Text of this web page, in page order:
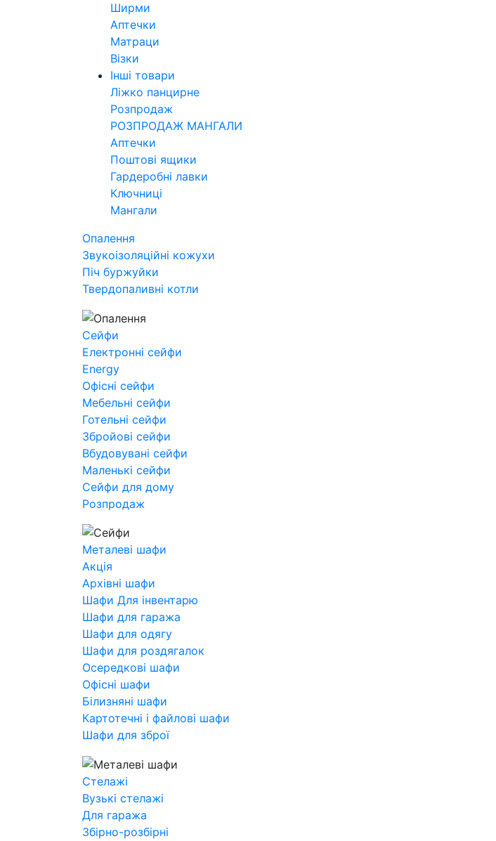
Ширми
Аптечки
Матраци
Візки
Інші товари
Ліжко панцирне
Розпродаж
РОЗПРОДАЖ МАНГАЛИ
Аптечки
Поштові ящики
Гардеробні лавки
Ключниці
Мангали
Опалення
Звукоізоляційні кожухи
Піч буржуйки
Твердопаливні котли
Сейфи
Електронні сейфи
Energy
Офісні сейфи
Мебельні сейфи
Готельні сейфи
Збройові сейфи
Вбудовувані сейфи
Маленькі сейфи
Сейфи для дому
Розпродаж
Металеві шафи
Акція
Архівні шафи
Шафи Для інвентарю
Шафи для гаража
Шафи для одягу
Шафи для роздягалок
Осередкові шафи
Офісні шафи
Білизняні шафи
Картотечні і файлові шафи
Шафи для зброї
Стелажі
Вузькі стелажі
Для гаража
Збірно-розбірні